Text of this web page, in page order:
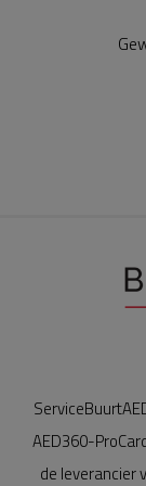
AED360-
de leverancier